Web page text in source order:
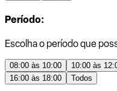
Período:
Escolha o período que
08:00 às 10:00 10:00 às
16:00 às 18:00
Todos